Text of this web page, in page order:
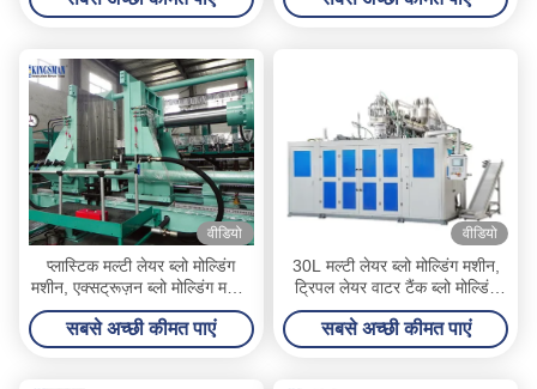
वीडियो
प्लास्टिक मल्टी लेयर ब्लो मोल्डिंग
मशीन, एक्सट्रूज़न ब्लो मोल्डिंग मशीन
छह परतें
सबसे अच्छी कीमत पाएं
वीडियो
30L मल्टी लेयर ब्लो मोल्डिंग मशीन,
ट्रिपल लेयर वाटर टैंक ब्लो मोल्डिंग
मशीन
सबसे अच्छी कीमत पाएं